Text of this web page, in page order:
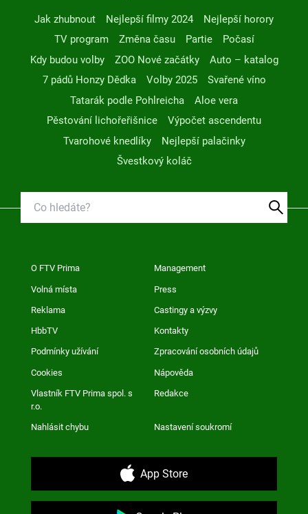
Jak zhubnout Nejlepší filmy 2024
Nejlepší horory
TV program
Změna času Partie
Počasí
Kdy budou volby
ZOO Nové začátky
Auto – katalog
7 pádů Honzy Dědka
Volby 2025
Svařené víno
Tatarák podle Pohlreicha
Aloe vera
Pěstování lichořeřišnice
Výpočet ascendentu
Tvarohové knedlíky
Nejlepší palačinky
Švestkový koláč
O FTV Prima Management
Volná místa Press
Reklama Castingy a výzvy
HbbTV Kontakty
Podmínky užívání Zpracování osobních údajů
Cookies Nápověda
Vlastník FTV Prima spol. s
r.o.
Redakce
Nahlásit chybu Nastavení soukromí
App Store